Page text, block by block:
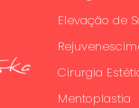
Elevação de
Cirurgia
Mentoplastia